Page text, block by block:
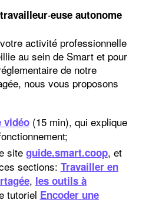
autonome
activité professionnelle
au sein de Smart et pour
de notre
nous vous proposons
vidéo(15 min), qui explique
site guide.smart.coop, et
sections: Travailler en
, les outils à
tutoriel Encoder une